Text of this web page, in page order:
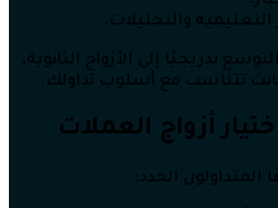
التعليمية والتحليلات.
تدريجيًا إلى الأزواج الثانوية،
كانت تتناسب مع أسلوب تداولك.
أزواج العملات
المتداولون الجدد: